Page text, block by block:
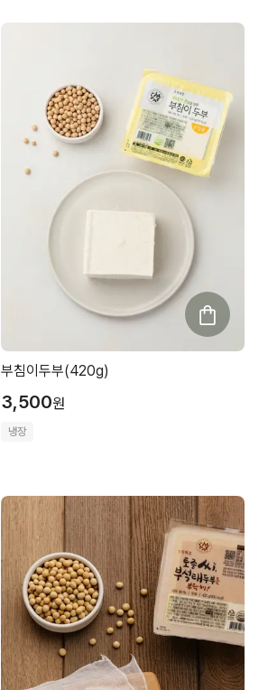
부침이두부(420g)
3,500원
냉장